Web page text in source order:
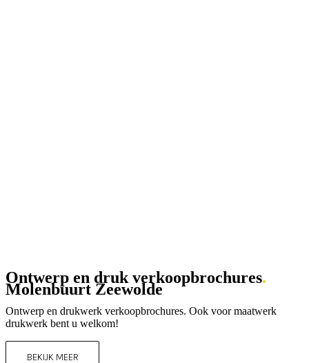
Ontwerp en druk verkoopbrochures.
Molenbuurt Zeewolde
Ontwerp en drukwerk verkoopbrochures. Ook voor maatwerk
drukwerk bent u welkom!
BEKIJK MEER